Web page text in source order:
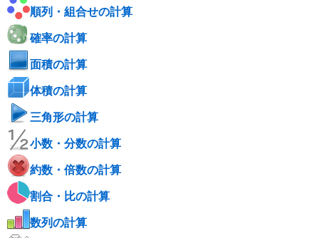
順列・組合せの計算
確率の計算
面積の計算
体積の計算
三角形の計算
小数・分数の計算
約数・倍数の計算
割合・比の計算
数列の計算